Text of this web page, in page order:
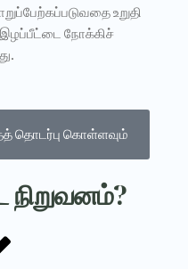
உறுதி
இழப்பீட்டை நோக்கிச்
தொடர்பு கொள்ளவும்
நிறுவனம்?